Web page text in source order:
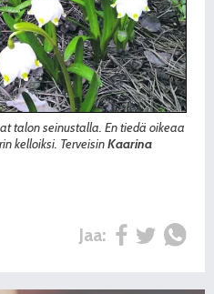
talon seinustalla. En tiedä oikeaa
kelloiksi. TerveisinKaarina
Jaa: